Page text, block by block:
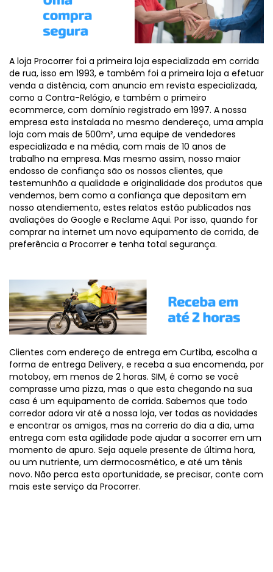
A loja Procorrer foi a primeira loja especializada em corrida
de rua, isso em 1993, e também foi a primeira loja a efetuar
venda a distência, com anuncio em revista especializada,
como a Contra-Relógio, e também o primeiro
ecommerce, com domínio registrado em 1997. A nossa
empresa esta instalada no mesmo dendereço, uma ampla
loja com mais de 500m², uma equipe de vendedores
especializada e na média, com mais de 10 anos de
trabalho na empresa. Mas mesmo assim, nosso maior
endosso de confiança são os nossos clientes, que
testemunhão a qualidade e originalidade dos produtos que
vendemos, bem como a confiança que depositam em
nosso atendiemento, estes relatos estão publicados nas
avaliações do Google e Reclame Aqui. Por isso, quando for
comprar na internet um novo equipamento de corrida, de
preferência a Procorrer e tenha total segurança.
Clientes com endereço de entrega em Curtiba, escolha a
forma de entrega Delivery, e receba a sua encomenda, por
motoboy, em menos de 2 horas. SIM, é como se você
comprasse uma pizza, mas o que esta chegando na sua
casa é um equipamento de corrida. Sabemos que todo
corredor adora vir até a nossa loja, ver todas as novidades
e encontrar os amigos, mas na correria do dia a dia, uma
entrega com esta agilidade pode ajudar a socorrer em um
momento de apuro. Seja aquele presente de última hora,
ou um nutriente, um dermocosmético, e até um tênis
novo. Não perca esta oportunidade, se precisar, conte com
mais este serviço da Procorrer.